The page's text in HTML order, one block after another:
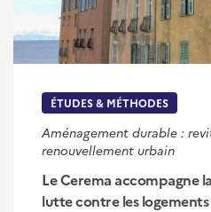
ÉTUDES & MÉTHODES
Aménagement durable :
renouvellement urbain
Le Cerema accompagne
lutte contre les